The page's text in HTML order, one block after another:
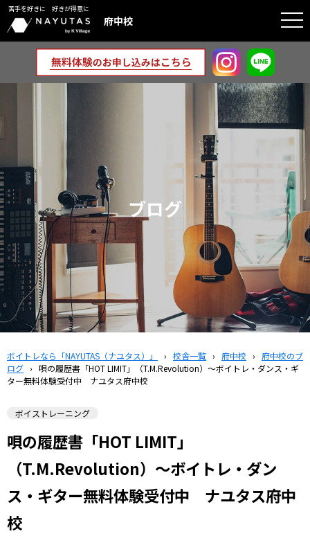
苦手を好きに 好きが得意に
府中校
ブログ
ボイトレなら「NAYUTAS（ナユタス）」 › 校舎一覧 › 府中校 ›
府中校のブ
ログ › 唄の履歴書「HOT LIMIT」（T.M.Revolution）～ボイトレ・ダンス・ギ
ター無料体験受付中 ナユタス府中校
ボイストレーニング
唄の履歴書「HOT LIMIT」
（T.M.Revolution）～ボイトレ・ダン
ス・ギター無料体験受付中 ナユタス府中
校